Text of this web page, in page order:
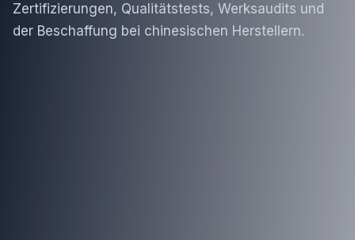
Zertifizierungen, Qualitätstests, Werksaudits und
der Beschaffung bei chinesischen Herstellern.